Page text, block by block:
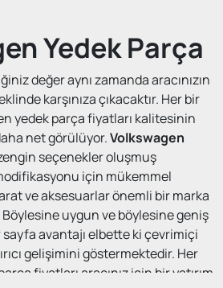
Yedek Parça
değer aynı zamanda aracınızın
karşınıza çıkacaktır. Her bir
yedek parça fiyatları kalitesinin
net görülüyor.Volkswagen
seçenekler oluşmuş
için mükemmel
ve aksesuarlar önemli bir marka
uygun ve böylesine geniş
avantajı elbette ki çevrimiçi
gelişimini göstermektedir. Her
fiyatları aracınız için bir yatırım